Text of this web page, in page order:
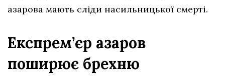
азарова мають сліди насильницької смерті.
Експрем’єр азаров
поширює брехню